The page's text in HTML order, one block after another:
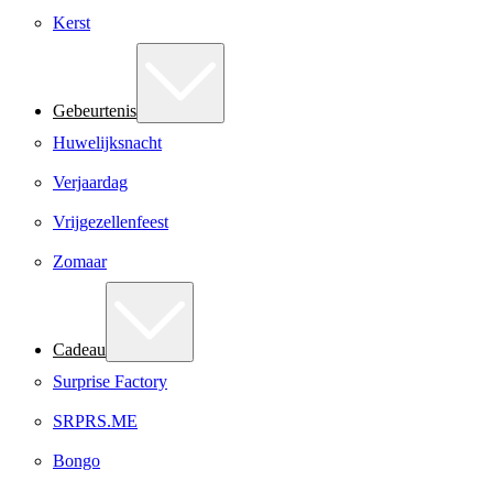
Kerst
Gebeurtenis
Huwelijksnacht
Verjaardag
Vrijgezellenfeest
Zomaar
Cadeau
Surprise Factory
SRPRS.ME
Bongo